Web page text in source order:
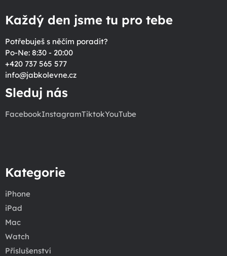
Každý den jsme tu pro tebe
Potřebuješ s něčím poradit?
Po-Ne: 8:30 - 20:00
+420 737 565 577
info@jabkolevne.cz
Sleduj nás
FacebookInstagramTiktokYouTube
Kategorie
iPhone
iPad
Mac
Watch
Příslušenství